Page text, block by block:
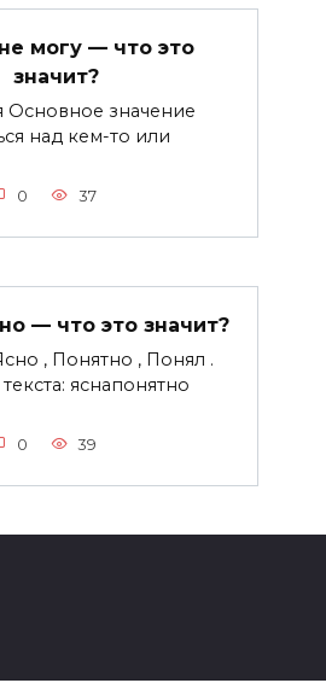
могу — что это
значит?
Основное значение
над кем-то или
0 37
— что это значит?
, Понятно , Понял .
яснапонятно
0 39